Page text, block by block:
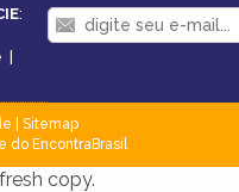
:
|
Sitemap
do EncontraBrasil
copy.